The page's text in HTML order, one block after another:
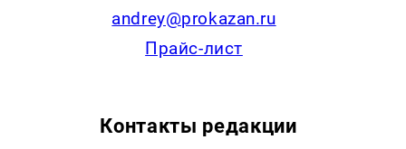
andrey@prokazan.ru
Прайс-лист
Контакты редакции